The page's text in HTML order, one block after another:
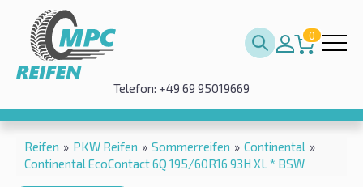
0
Telefon: +49 69 95019669
Reifen » PKW Reifen » Sommerreifen » Continental »
Continental EcoContact 6Q 195/60R16 93H XL * BSW